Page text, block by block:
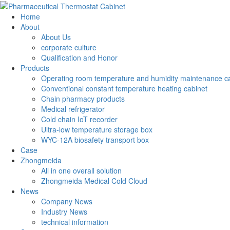
Home
About
About Us
corporate culture
Qualification and Honor
Products
Operating room temperature and humidity maintenance
Conventional constant temperature heating cabinet
Chain pharmacy products
Medical refrigerator
Cold chain IoT recorder
Ultra-low temperature storage box
WYC-12A biosafety transport box
Case
Zhongmeida
All in one overall solution
Zhongmeida Medical Cold Cloud
News
Company News
Industry News
technical information